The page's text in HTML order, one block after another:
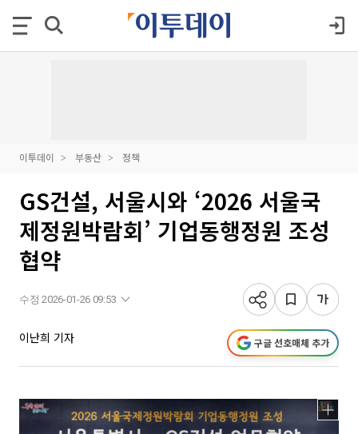
이투데이 부동산 정책
GS건설, 서울시와 ‘2026 서울국
제정원박람회’ 기업동행정원 조성
협약
수정 2026-01-26 09:53
이난희 기자 구글 선호매체 추가